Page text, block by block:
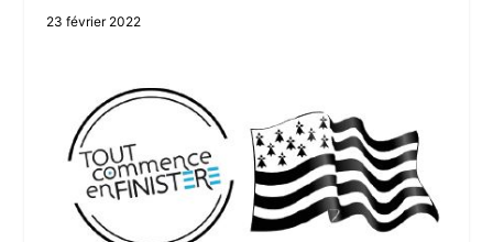
23 février 2022